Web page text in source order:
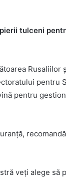
tulceni
pentru
pentru
veți alege